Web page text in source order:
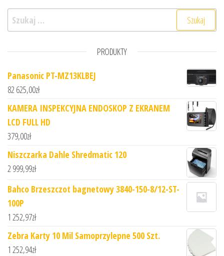
Szukaj:
PRODUKTY
Panasonic PT-MZ13KLBEJ
82 625,00zł
KAMERA INSPEKCYJNA ENDOSKOP Z EKRANEM
LCD FULL HD
379,00zł
Niszczarka Dahle Shredmatic 120
2 999,99zł
Bahco Brzeszczot bagnetowy 3840-150-8/12-ST-
100P
1 252,97zł
Zebra Karty 10 Mil Samoprzylepne 500 Szt.
1 252,94zł